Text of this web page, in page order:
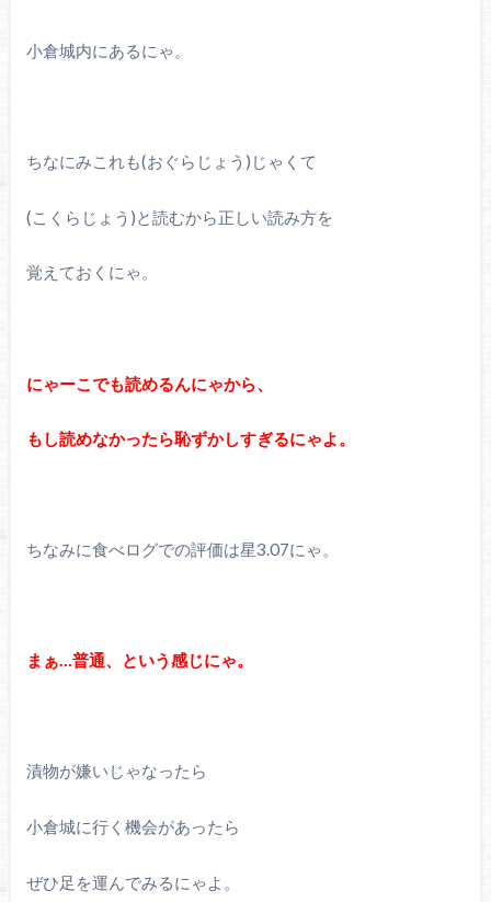
小倉城内にあるにゃ。
ちなにみこれも(おぐらじょう)じゃくて
(こくらじょう)と読むから正しい読み方を
覚えておくにゃ。
にゃーこでも読めるんにゃから、
もし読めなかったら恥ずかしすぎるにゃよ。
ちなみに食べログでの評価は星3.07にゃ。
まぁ…普通、という感じにゃ。
漬物が嫌いじゃなったら
小倉城に行く機会があったら
ぜひ足を運んでみるにゃよ。